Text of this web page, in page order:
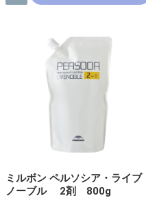
ミルボン ペルソシア・ライブ
ノーブル 2剤 800g